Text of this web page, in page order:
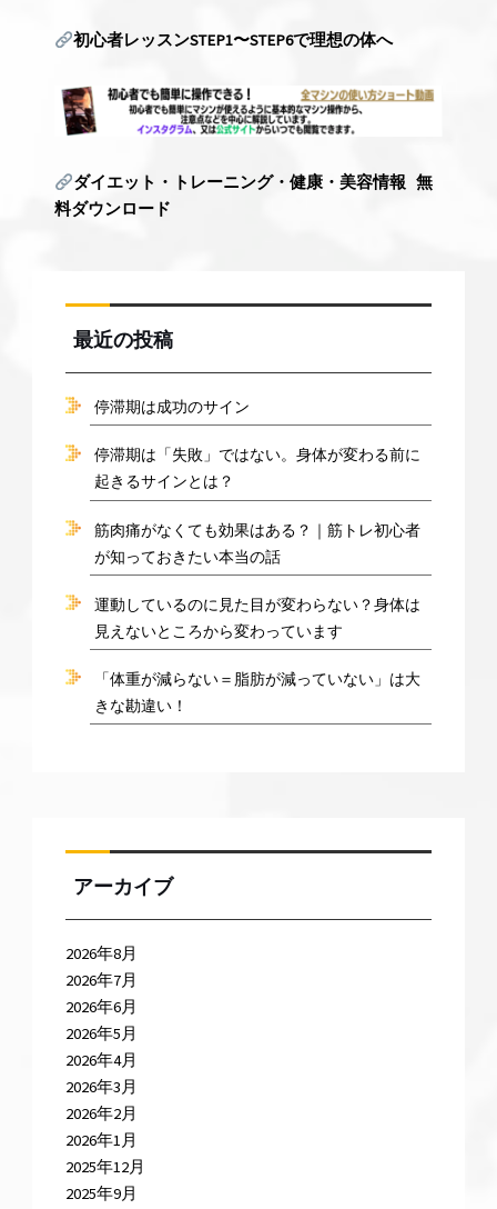
初心者レッスンSTEP1〜STEP6で理想の体へ
ダイエット・トレーニング・健康・美容情報 無
料ダウンロード
最近の投稿
停滞期は成功のサイン
停滞期は「失敗」ではない。身体が変わる前に
起きるサインとは？
筋肉痛がなくても効果はある？｜筋トレ初心者
が知っておきたい本当の話
運動しているのに見た目が変わらない？身体は
見えないところから変わっています
「体重が減らない＝脂肪が減っていない」は大
きな勘違い！
アーカイブ
2026年8月
2026年7月
2026年6月
2026年5月
2026年4月
2026年3月
2026年2月
2026年1月
2025年12月
2025年9月